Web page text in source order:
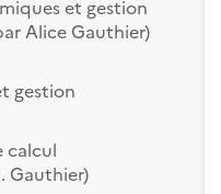
et gestion
Alice Gauthier)
gestion
calcul
Gauthier)